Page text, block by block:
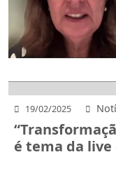
19/02/2025
é tema da live